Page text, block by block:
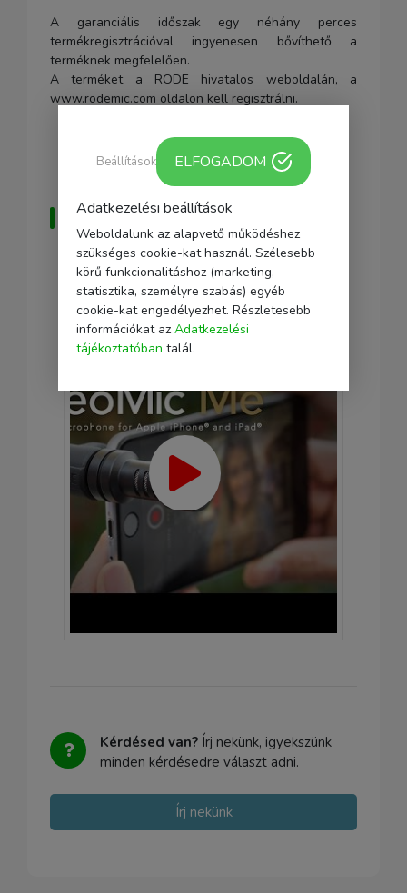
A garanciális időszak egy néhány perces
termékregisztrációval ingyenesen bővíthető a
terméknek megfelelően.
A terméket a RODE hivatalos weboldalán, a
www.rodemic.com oldalon kell regisztrálni.
Bemutató videó a
termékről
Kérdésed van? Írj nekünk, igyekszünk
minden kérdésedre választ adni.
Írj nekünk
Adatkezelési beállítások
Weboldalunk az alapvető működéshez
szükséges cookie-kat használ. Szélesebb
körű funkcionalitáshoz (marketing,
statisztika, személyre szabás) egyéb
cookie-kat engedélyezhet. Részletesebb
információkat az Adatkezelési
tájékoztatóban talál.
Beállítások ELFOGADOM